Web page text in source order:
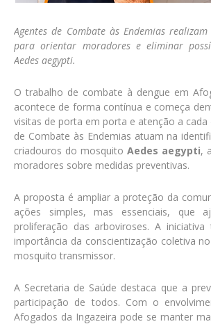
Agentes de Combate às Endemias
para orientar moradores e eliminar
Aedes aegypti.
O trabalho de combate à dengue em
acontece de forma contínua e começa
visitas de porta em porta e atenção a cada
de Combate às Endemias atuam na
criadouros do mosquito Aedes aegypti,
moradores sobre medidas preventivas.
A proposta é ampliar a proteção da
ações simples, mas essenciais, que
proliferação das arboviroses. A
importância da conscientização coletiva
mosquito transmissor.
A Secretaria de Saúde destaca que a
participação de todos. Com o
Afogados da Ingazeira pode se manter